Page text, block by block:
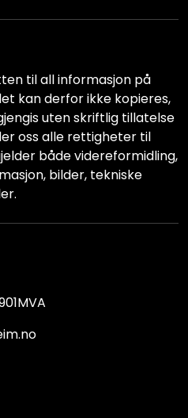
til all informasjon på
kan derfor ikke kopieres,
uten skriftlig tillatelse
oss alle rettigheter til
både videreformidling,
bilder, tekniske